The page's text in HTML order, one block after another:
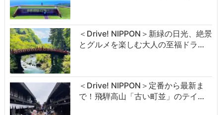
＜Drive! NIPPON＞新緑の日光、絶景
とグルメを楽しむ大人の至福ドラ…
＜Drive! NIPPON＞定番から最新ま
で！飛騨高山「古い町並」のテイ…